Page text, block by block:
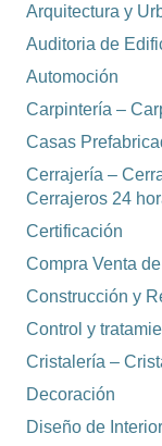
Arquitectura y
Auditoria de
Automoción
Carpintería –
Casas
Cerrajería –
Cerrajeros 24
Certificación
Compra Venta
Construcción y
Control y
Cristalería –
Decoración
Diseño de